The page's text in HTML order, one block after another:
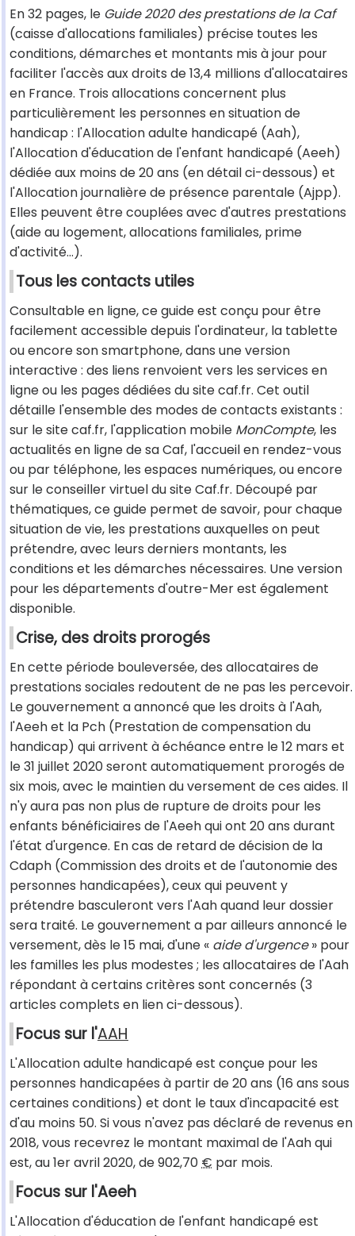
En 32 pages, le Guide 2020 des prestations de la Caf
(caisse d'allocations familiales) précise toutes les
conditions, démarches et montants mis à jour pour
faciliter l'accès aux droits de 13,4 millions d'allocataires
en France. Trois allocations concernent plus
particulièrement les personnes en situation de
handicap : l'Allocation adulte handicapé (Aah),
l'Allocation d'éducation de l'enfant handicapé (Aeeh)
dédiée aux moins de 20 ans (en détail ci-dessous) et
l'Allocation journalière de présence parentale (Ajpp).
Elles peuvent être couplées avec d'autres prestations
(aide au logement, allocations familiales, prime
d'activité…).
Tous les contacts utiles
Consultable en ligne, ce guide est conçu pour être
facilement accessible depuis l'ordinateur, la tablette
ou encore son smartphone, dans une version
interactive : des liens renvoient vers les services en
ligne ou les pages dédiées du site caf.fr. Cet outil
détaille l'ensemble des modes de contacts existants :
sur le site caf.fr, l'application mobile MonCompte, les
actualités en ligne de sa Caf, l'accueil en rendez-vous
ou par téléphone, les espaces numériques, ou encore
sur le conseiller virtuel du site Caf.fr. Découpé par
thématiques, ce guide permet de savoir, pour chaque
situation de vie, les prestations auxquelles on peut
prétendre, avec leurs derniers montants, les
conditions et les démarches nécessaires. Une version
pour les départements d'outre-Mer est également
disponible.
Crise, des droits prorogés
En cette période bouleversée, des allocataires de
prestations sociales redoutent de ne pas les percevoir.
Le gouvernement a annoncé que les droits à l'Aah,
l'Aeeh et la Pch (Prestation de compensation du
handicap) qui arrivent à échéance entre le 12 mars et
le 31 juillet 2020 seront automatiquement prorogés de
six mois, avec le maintien du versement de ces aides. Il
n'y aura pas non plus de rupture de droits pour les
enfants bénéficiaires de l'Aeeh qui ont 20 ans durant
l'état d'urgence. En cas de retard de décision de la
Cdaph (Commission des droits et de l'autonomie des
personnes handicapées), ceux qui peuvent y
prétendre basculeront vers l'Aah quand leur dossier
sera traité. Le gouvernement a par ailleurs annoncé le
versement, dès le 15 mai, d'une « aide d'urgence» pour
les familles les plus modestes ; les allocataires de l'Aah
répondant à certains critères sont concernés (3
articles complets en lien ci-dessous).
Focus sur l'AAH
L'Allocation adulte handicapé est conçue pour les
personnes handicapées à partir de 20 ans (16 ans sous
certaines conditions) et dont le taux d'incapacité est
d'au moins 50. Si vous n'avez pas déclaré de revenus en
2018, vous recevrez le montant maximal de l'Aah qui
est, au 1er avril 2020, de 902,70€ par mois.
Focus sur l'Aeeh
L'Allocation d'éducation de l'enfant handicapé est